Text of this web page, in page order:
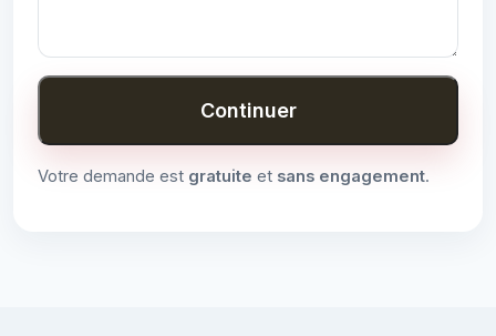
Continuer
Votre demande est gratuite et sans engagement.